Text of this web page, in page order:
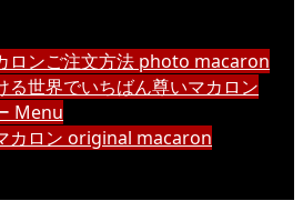
ロンご注文方法 photo macaron
る世界でいちばん尊いマカロン
Menu
カロン original macaron